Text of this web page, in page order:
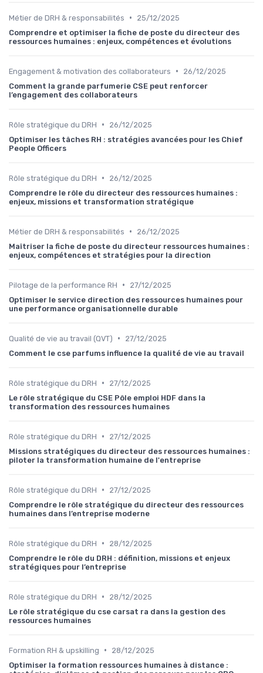
Métier de DRH & responsabilités •
25/12/2025
Comprendre et optimiser la fiche de poste du directeur des
ressources humaines : enjeux, compétences et évolutions
Engagement & motivation des collaborateurs •
26/12/2025
Comment la grande parfumerie CSE peut renforcer
l’engagement des collaborateurs
Rôle stratégique du DRH •
26/12/2025
Optimiser les tâches RH : stratégies avancées pour les Chief
People Officers
Rôle stratégique du DRH •
26/12/2025
Comprendre le rôle du directeur des ressources humaines :
enjeux, missions et transformation stratégique
Métier de DRH & responsabilités •
26/12/2025
Maîtriser la fiche de poste du directeur ressources humaines :
enjeux, compétences et stratégies pour la direction
Pilotage de la performance RH •
27/12/2025
Optimiser le service direction des ressources humaines pour
une performance organisationnelle durable
Qualité de vie au travail (QVT) •
27/12/2025
Comment le cse parfums influence la qualité de vie au travail
Rôle stratégique du DRH •
27/12/2025
Le rôle stratégique du CSE Pôle emploi HDF dans la
transformation des ressources humaines
Rôle stratégique du DRH •
27/12/2025
Missions stratégiques du directeur des ressources humaines :
piloter la transformation humaine de l'entreprise
Rôle stratégique du DRH •
27/12/2025
Comprendre le rôle stratégique du directeur des ressources
humaines dans l’entreprise moderne
Rôle stratégique du DRH •
28/12/2025
Comprendre le rôle du DRH : définition, missions et enjeux
stratégiques pour l’entreprise
Rôle stratégique du DRH •
28/12/2025
Le rôle stratégique du cse carsat ra dans la gestion des
ressources humaines
Formation RH & upskilling •
28/12/2025
Optimiser la formation ressources humaines à distance :